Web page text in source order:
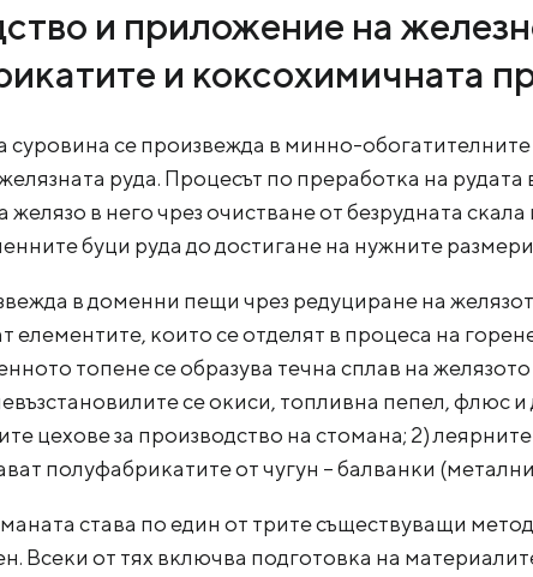
и приложение на
и коксохимичната
се произвежда в минно-
руда. Процесът по преработка на
желязо в него чрез очистване от безрудната
буци руда до достигане на нужните
в доменни пещи чрез редуциране на
елементите, които се отделят в процеса на
топене се образува течна сплав на
се окиси, топливна пепел, флюс и
цехове за производство на стомана; 2)
полуфабрикатите от чугун – балванки
става по един от трите съществуващи
Всеки от тях включва подготовка на